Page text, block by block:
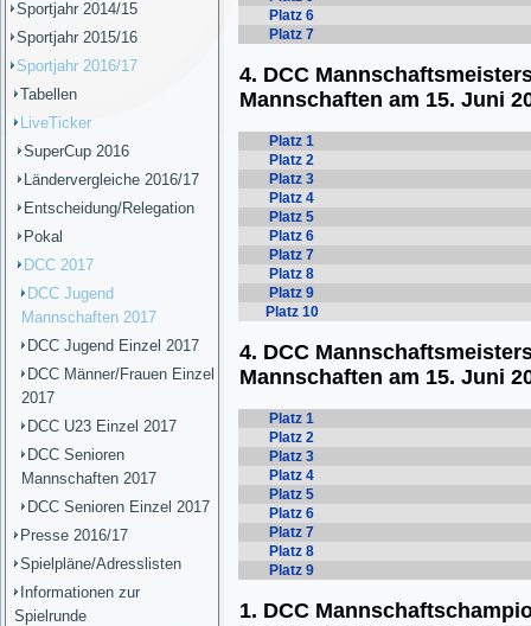
Sportjahr 2014/15
Sportjahr 2015/16
Sportjahr 2016/17
Tabellen
LiveTicker
SuperCup 2016
Ländervergleiche 2016/17
Entscheidung/Relegation
Pokal
DCC 2017
DCC Jugend
Mannschaften 2017
DCC Jugend Einzel 2017
DCC Männer/Frauen Einzel
2017
DCC U23 Einzel 2017
DCC Senioren
Mannschaften 2017
DCC Senioren Einzel 2017
Presse 2016/17
Spielpläne/Adresslisten
Informationen zur
Spielrunde